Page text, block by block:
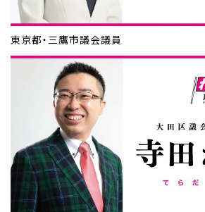
東京都・三鷹市議会議員